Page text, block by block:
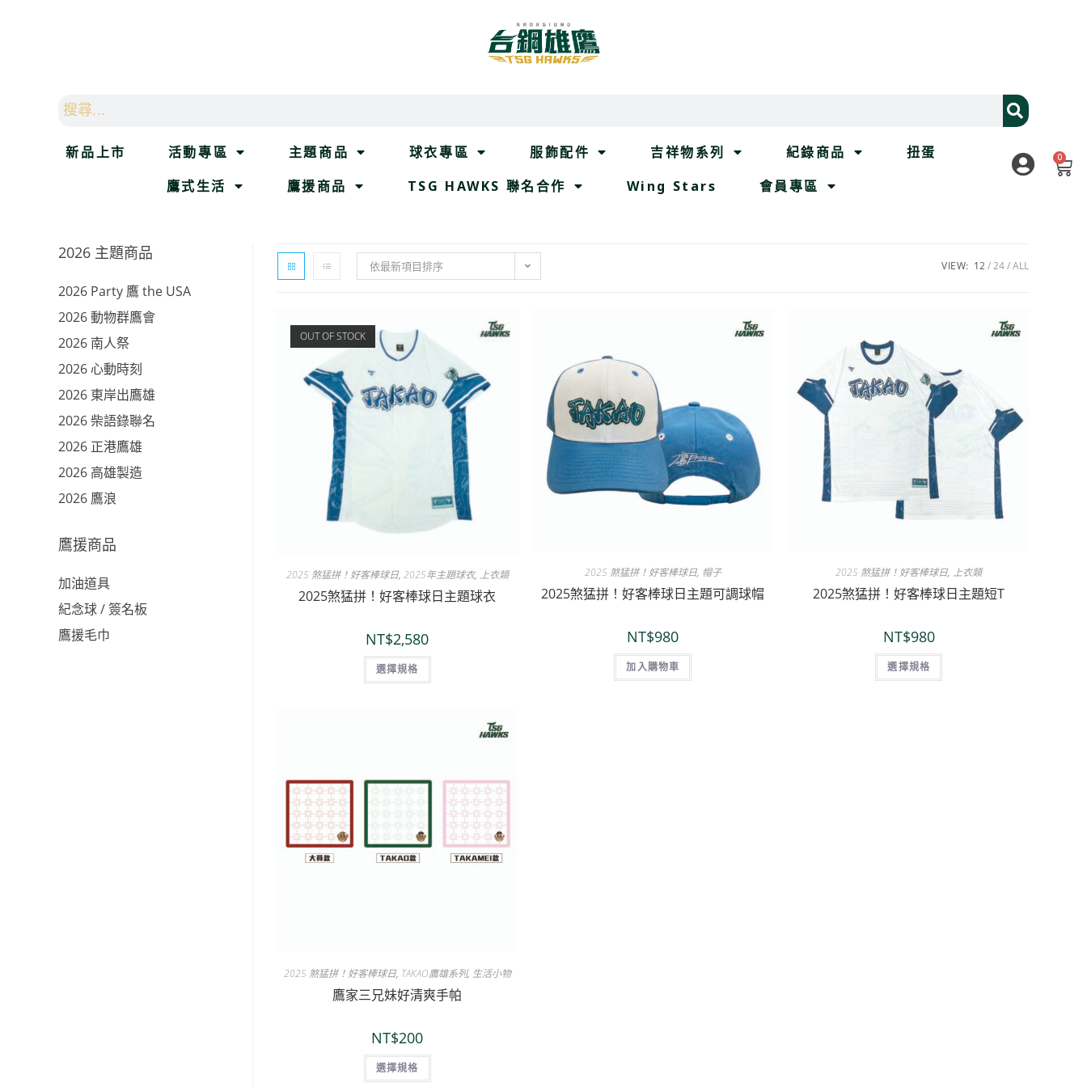
新品上市 活動專區 主題商品 球衣專區 服飾配件 吉祥物系列 紀錄商品
扭蛋
鷹式生活
鷹援商品 TSG HAWKS 聯名合作 Wing Stars 會員專區
0
依最新項目排序 VIEW: 12 24 ALL
OUT OF STOCK
2025 煞猛拼！好客棒球日, 2025年主題球衣, 上衣類
2025煞猛拼！好客棒球日主題球衣
NT$2,580
選擇規格
2025 煞猛拼！好客棒球日, 帽子
2025煞猛拼！好客棒球日主題可調球帽
NT$980
加入購物車
2025 煞猛拼！好客棒球日, 上衣類
2025煞猛拼！好客棒球日主題短T
NT$980
選擇規格
2025 煞猛拼！好客棒球日, TAKAO鷹雄系列, 生活小物
鷹家三兄妹好清爽手帕
NT$200
選擇規格
2026 主題商品
2026 Party 鷹 the USA
2026 動物群鷹會
2026 南人祭
2026 心動時刻
2026 東岸出鷹雄
2026 柴語錄聯名
2026 正港鷹雄
2026 高雄製造
2026 鷹浪
鷹援商品
加油道具
紀念球 / 簽名板
鷹援毛巾